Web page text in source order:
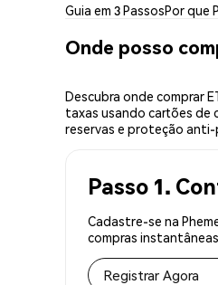
Guia em 3 PassosPor que
Onde posso
Descubra onde comprar
taxas usando cartões de
reservas e proteção anti-
Passo 1.
Cadastre-se na
compras
Registrar Agora